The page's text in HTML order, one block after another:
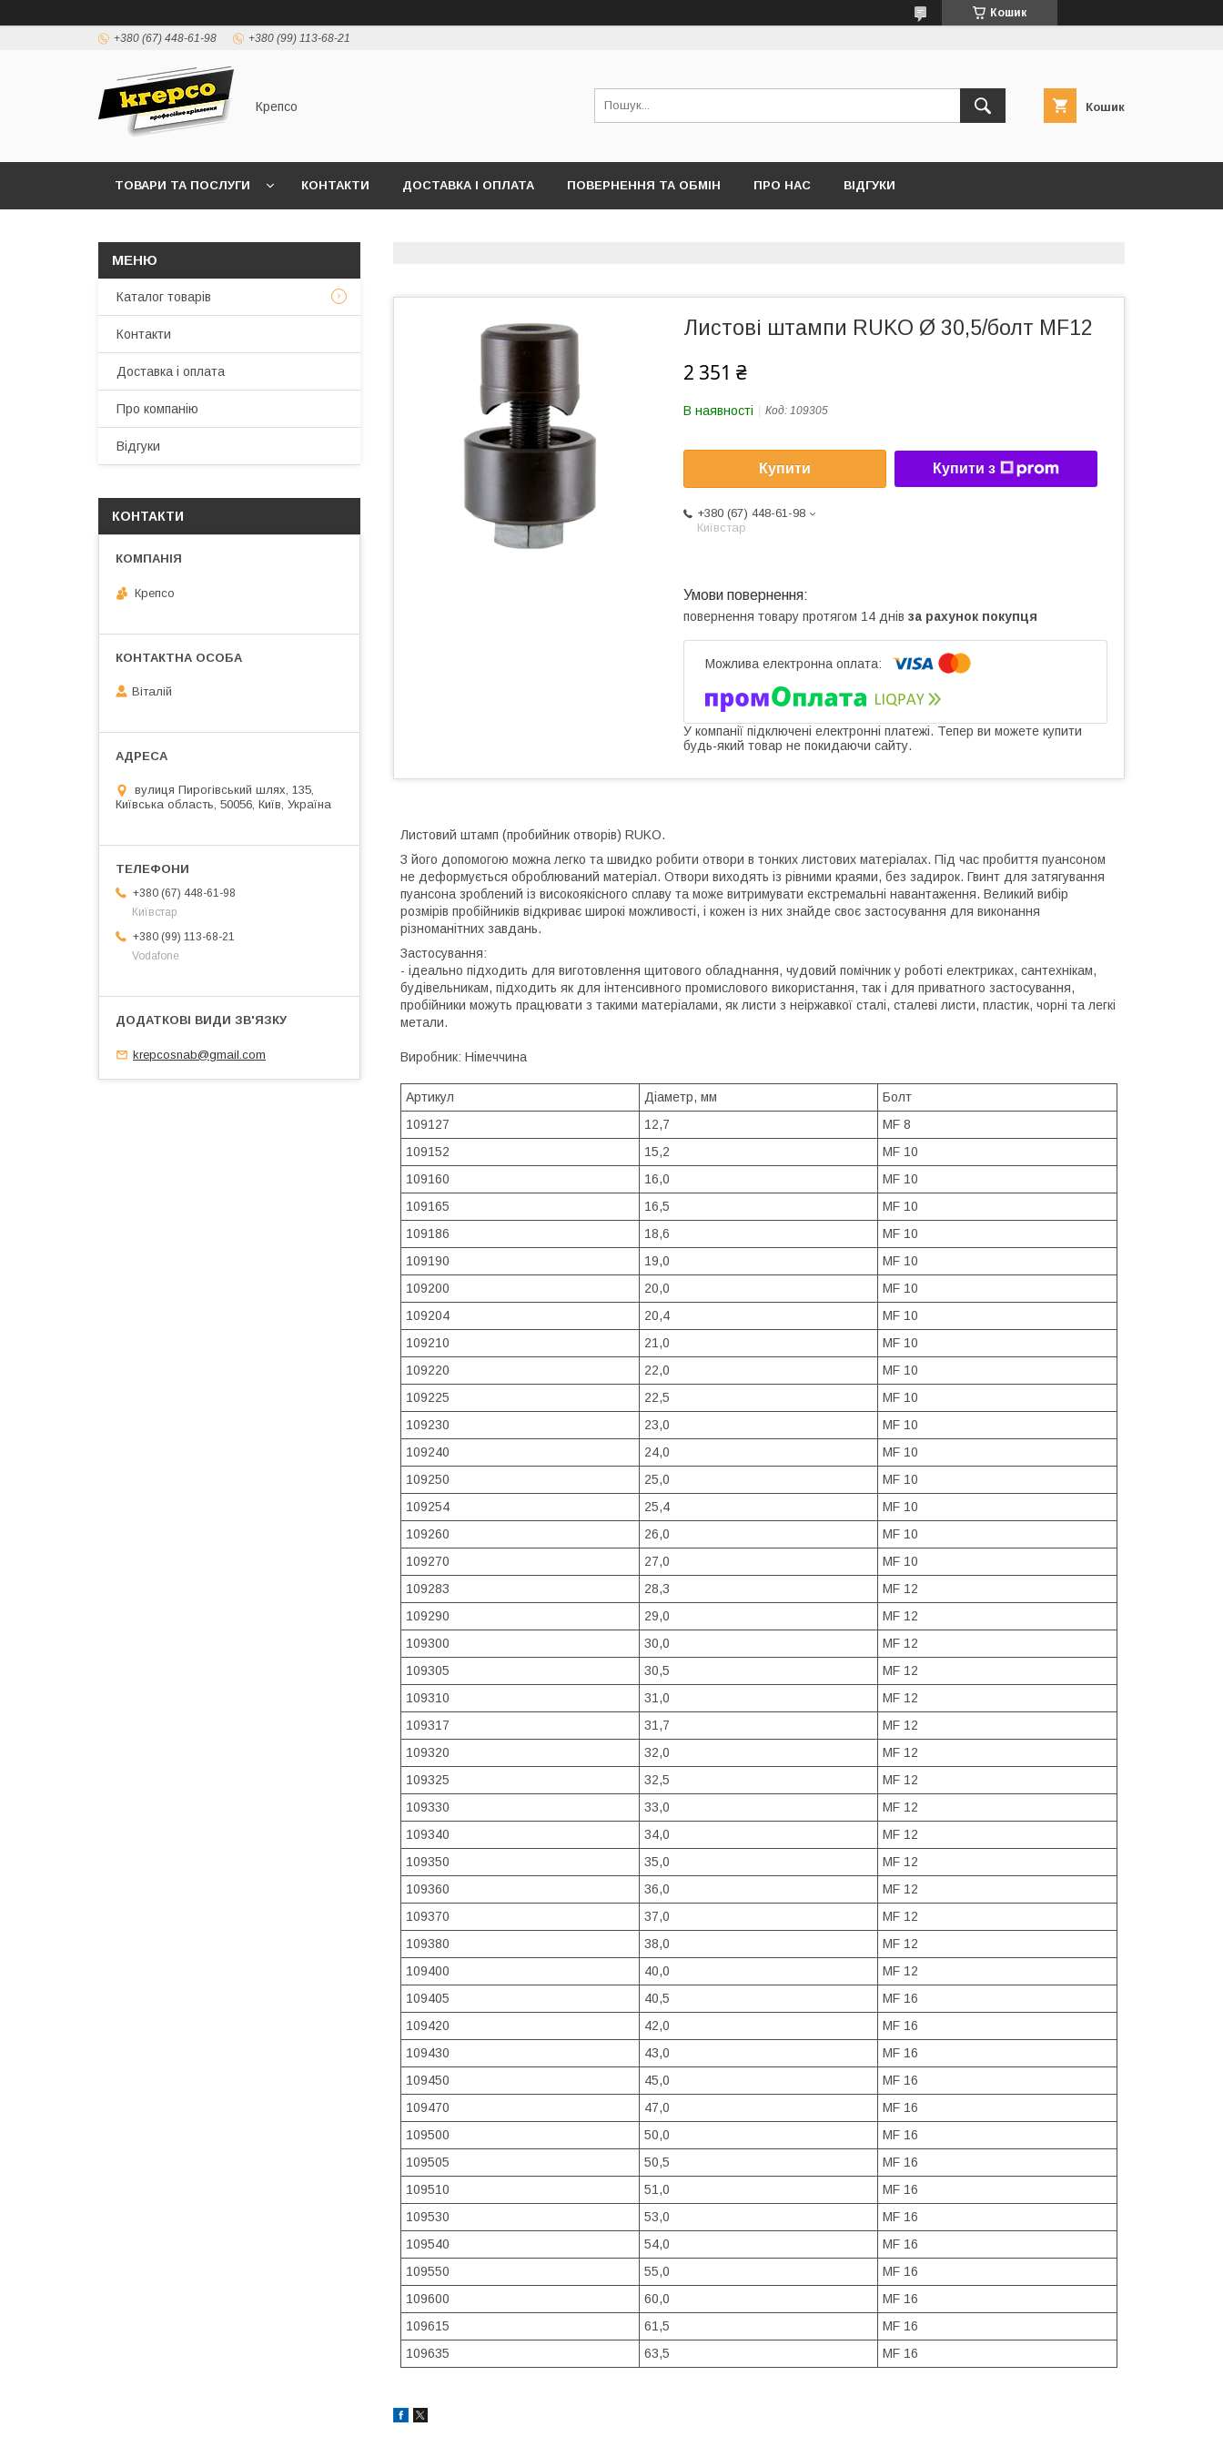
Кошик
+380 (67) 448-61-98 +380 (99) 113-68-21
Крепсо Кошик
ТОВАРИ ТА ПОСЛУГИ КОНТАКТИ ДОСТАВКА І ОПЛАТА ПОВЕРНЕННЯ ТА ОБМІН ПРО НАС ВІДГУКИ
Листові штампи RUKO Ø 30,5/болт MF12
2 351 ₴
В наявності Код: 109305
Купити Купити з
+380 (67) 448-61-98
Київстар
повернення товару протягом 14 днів за рахунок покупця
У компанії підключені електронні платежі. Тепер ви можете купити
будь-який товар не покидаючи сайту.
Листовий штамп (пробийник отворів) RUKO.
З його допомогою можна легко та швидко робити отвори в тонких листових матеріалах. Під час пробиття пуансоном
не деформується оброблюваний матеріал. Отвори виходять із рівними краями, без задирок. Гвинт для затягування
пуансона зроблений із високоякісного сплаву та може витримувати екстремальні навантаження. Великий вибір
розмірів пробійників відкриває широкі можливості, і кожен із них знайде своє застосування для виконання
різноманітних завдань.
Застосування:
- ідеально підходить для виготовлення щитового обладнання, чудовий помічник у роботі електриках, сантехнікам,
будівельникам, підходить як для інтенсивного промислового використання, так і для приватного застосування,
пробійники можуть працювати з такими матеріалами, як листи з неіржавкої сталі, сталеві листи, пластик, чорні та легкі
метали.
Виробник: Німеччина
Артикул Діаметр, мм
Болт
109127
12,7
MF 8
109152
15,2
MF 10
109160
16,0
MF 10
109165
16,5
MF 10
109186
18,6
MF 10
109190
19,0
MF 10
109200
20,0
MF 10
109204
20,4
MF 10
109210
21,0
MF 10
109220
22,0
MF 10
109225
22,5
MF 10
109230
23,0
MF 10
109240
24,0
MF 10
109250
25,0
MF 10
109254
25,4
MF 10
109260
26,0
MF 10
109270
27,0
MF 10
109283
28,3
MF 12
109290
29,0
MF 12
109300
30,0
MF 12
109305
30,5
MF 12
109310
31,0
MF 12
109317
31,7
MF 12
109320
32,0
MF 12
109325
32,5
MF 12
109330
33,0
MF 12
109340
34,0
MF 12
109350
35,0
MF 12
109360
36,0
MF 12
109370
37,0
MF 12
109380
38,0
MF 12
109400
40,0
MF 12
109405
40,5
MF 16
109420
42,0
MF 16
109430
43,0
MF 16
109450
45,0
MF 16
109470
47,0
MF 16
109500
50,0
MF 16
109505
50,5
MF 16
109510
51,0
MF 16
109530
53,0
MF 16
109540
54,0
MF 16
109550
55,0
MF 16
109600
60,0
MF 16
109615
61,5
MF 16
109635
63,5 MF 16
Каталог товарів
Контакти
Доставка і оплата
Про компанію
Відгуки
КОНТАКТИ
Крепсо
Віталій
вулиця Пирогівський шлях, 135,
Київська область, 50056, Київ, Україна
+380 (67) 448-61-98
Київстар
+380 (99) 113-68-21
Vodafone
krepcosnab@gmail.com